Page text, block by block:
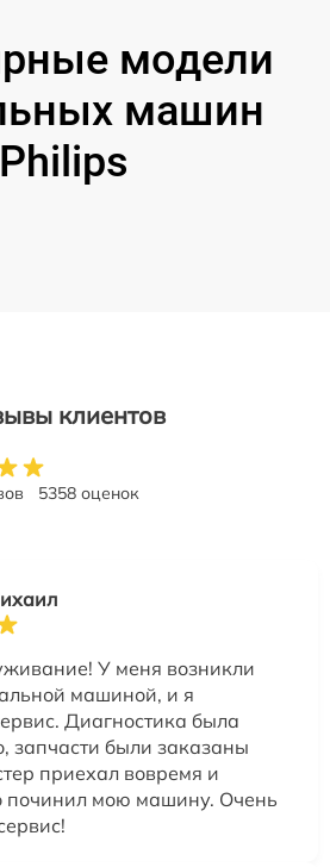
модели
машин
Philips
клиентов
5358 оценок
У меня возникли
машиной, и я
Диагностика была
запчасти были заказаны
приехал вовремя и
починил мою машину. Очень